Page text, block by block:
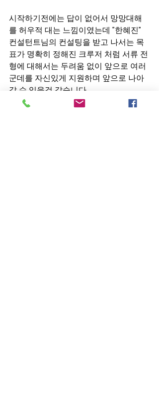
시작하기전에는 답이 없어서 망망대해
를 허우적 대는 느낌이였는데 "한혜진"
컨설턴트님의 컨설팅을 받고 나서는 목
표가 명확히 정해진 크루저 처럼 서류 전
형에 대해서는 두려움 없이 앞으로 여러
군데를 자신있게 지원하며 앞으로 나아
갈 수 있을것 같습니다.